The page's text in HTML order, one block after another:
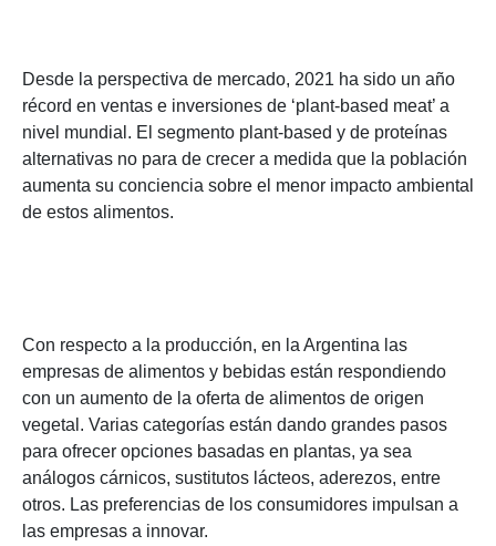
Desde la perspectiva de mercado, 2021 ha sido un año
récord en ventas e inversiones de ‘plant-based meat’ a
nivel mundial. El segmento plant-based y de proteínas
alternativas no para de crecer a medida que la población
aumenta su conciencia sobre el menor impacto ambiental
de estos alimentos.
Con respecto a la producción, en la Argentina las
empresas de alimentos y bebidas están respondiendo
con un aumento de la oferta de alimentos de origen
vegetal. Varias categorías están dando grandes pasos
para ofrecer opciones basadas en plantas, ya sea
análogos cárnicos, sustitutos lácteos, aderezos, entre
otros. Las preferencias de los consumidores impulsan a
las empresas a innovar.